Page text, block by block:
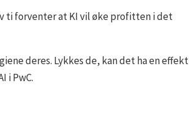
ti forventer at KI vil øke profitten i det
deres. Lykkes de, kan det ha en effekt
i PwC.